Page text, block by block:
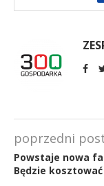
poprzedni
Powstaje nowa
Będzie kosztować